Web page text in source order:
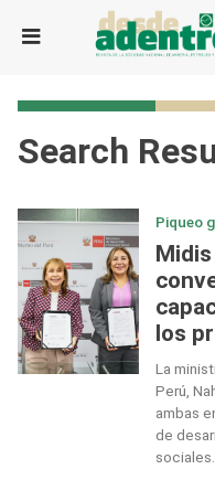
Search
Piqueo
los
La
Perú,
ambas
de
sociales.